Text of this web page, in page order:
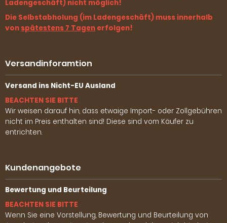
Ladengeschäft) nicht möglich!
Die Selbstabholung (im Ladengeschäft) muss innerhalb
von spätestens 7 Tagen erfolgen!
Versandinforamtion
Versand ins Nicht-EU Ausland
BEACHTEN SIE BITTE
Wir weisen darauf hin, dass etwaige Import- oder Zollgebühren
nicht im Preis enthalten sind! Diese sind vom Käufer zu
entrichten.
Kundenangebote
Bewertung und Beurteilung
BEACHTEN SIE BITTE
Wenn Sie eine Vorstellung, Bewertung und Beurteilung von